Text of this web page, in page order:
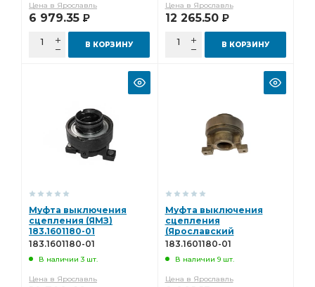
Цена в Ярославль
6 979.35 Р
В КОРЗИНУ
Цена в Ярославль
12 265.50 Р
В КОРЗИНУ
Муфта выключения
сцепления (ЯМЗ)
183.1601180-01
183.1601180-01
В наличии 3 шт.
Цена в Ярославль
Муфта выключения
сцепления
(Ярославский
Инструментальный
183.1601180-01
В наличии 9 шт.
Цена в Ярославль